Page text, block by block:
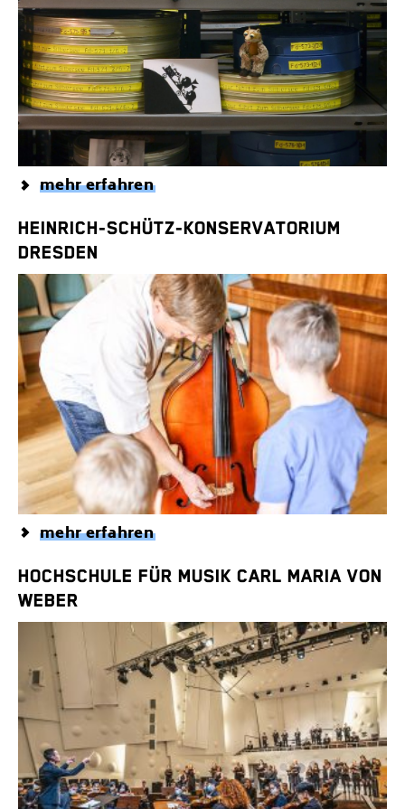
mehr erfahren
HEINRICH-SCHÜTZ-KONSERVATORIUM
DRESDEN
mehr erfahren
HOCHSCHULE FÜR MUSIK CARL MARIA VON
WEBER